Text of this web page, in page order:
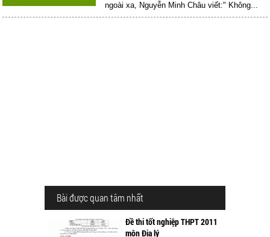
ngoài xa, Nguyễn Minh Châu viết:" Không...
Bài được quan tâm nhất
Đề thi tốt nghiệp THPT 2011
môn Địa lý